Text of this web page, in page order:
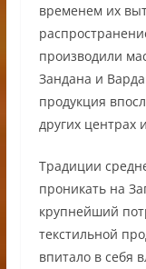
временем их
производили
Зандана и
продукция
других центрах
Традиции
проникать на
крупнейший
текстильной
впитало в себя